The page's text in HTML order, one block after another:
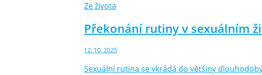
Ze života
Překonání rutiny v sexuálním
12. 10. 2025
Sexuální rutina se vkrádá do většiny